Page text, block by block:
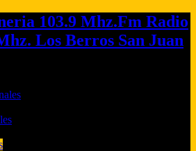
Fm Radio
Los Berros San Juan